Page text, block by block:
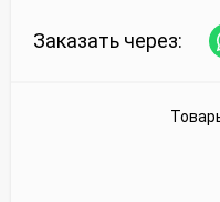
Заказать через: